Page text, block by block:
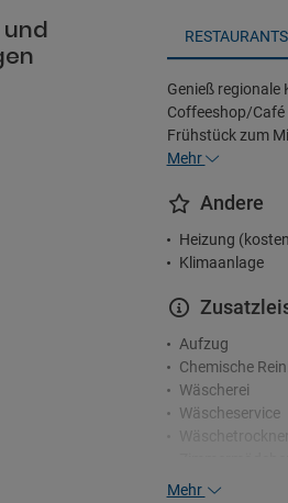
RESTAURANTS
Genieß regionale
Coffeeshop/Café
Frühstück zum
Mehr
Andere
Heizung
Klimaanlage
Aufzug
Chemische
Wäscherei
Wäscheservice
Mehr